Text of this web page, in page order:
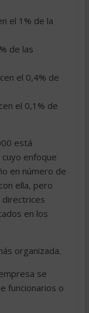
el 1% de la
de las
el 0,4% de
el 0,1% de
está
cuyo enfoque
en número de
ella, pero
directrices
en los
organizada.
se
funcionarios o